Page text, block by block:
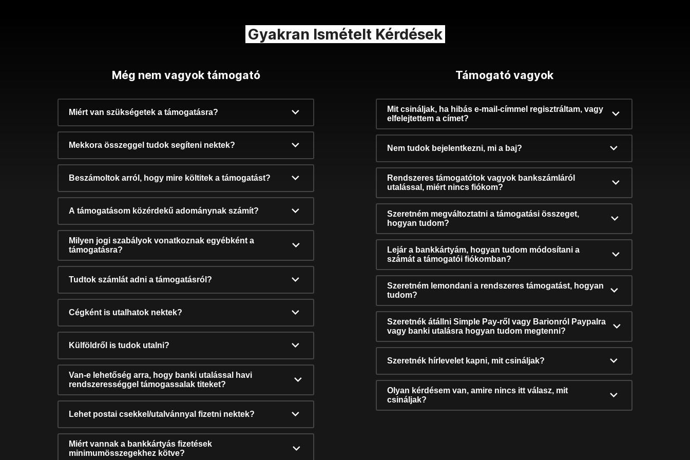
Gyakran Ismételt Kérdések
Még nem vagyok támogató
Miért van szükségetek a támogatásra?
Mekkora összeggel tudok segíteni nektek?
Beszámoltok arról, hogy mire költitek a támogatást?
A támogatásom közérdekű adománynak számít?
Milyen jogi szabályok vonatkoznak egyébként a
támogatásra?
Tudtok számlát adni a támogatásról?
Cégként is utalhatok nektek?
Külföldről is tudok utalni?
Van-e lehetőség arra, hogy banki utalással havi
rendszerességgel támogassalak titeket?
Lehet postai csekkel/utalvánnyal fizetni nektek?
Miért vannak a bankkártyás fizetések
minimumösszegekhez kötve?
Támogató vagyok
Mit csináljak, ha hibás e-mail-címmel regisztráltam, vagy
elfelejtettem a címet?
Nem tudok bejelentkezni, mi a baj?
Rendszeres támogatótok vagyok bankszámláról
utalással, miért nincs fiókom?
Szeretném megváltoztatni a támogatási összeget,
hogyan tudom?
Lejár a bankkártyám, hogyan tudom módosítani a
számát a támogatói fiókomban?
Szeretném lemondani a rendszeres támogatást, hogyan
tudom?
Szeretnék átállni Simple Pay-ről vagy Barionról Paypalra
vagy banki utalásra hogyan tudom megtenni?
Szeretnék hírlevelet kapni, mit csináljak?
Olyan kérdésem van, amire nincs itt válasz, mit
csináljak?